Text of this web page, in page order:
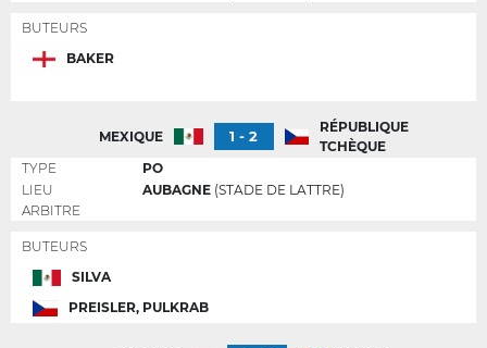
BUTEURS
BAKER
MEXIQUE 1 - 2
RÉPUBLIQUE
TCHÈQUE
TYPE
PO
LIEU
AUBAGNE (STADE DE LATTRE)
ARBITRE
BUTEURS
SILVA
PREISLER, PULKRAB